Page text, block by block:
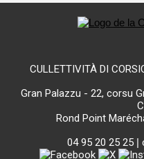
CULLETTIVITÀ DI
Gran Palazzu - 22, corsu
Rond Point
04 95 20 25 25|